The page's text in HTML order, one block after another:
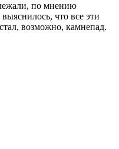
по мнению
что все эти
возможно, камнепад.